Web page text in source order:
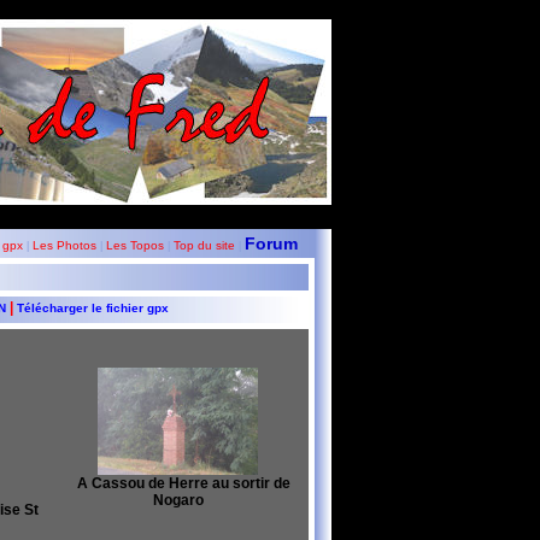
gpx Les Photos Les Topos Top du site Forum
Télécharger le fichier gpx
St
A Cassou de Herre au sortir de
Nogaro